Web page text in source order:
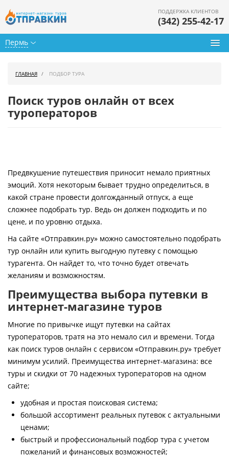
Пермь
ПОДДЕРЖКА КЛИЕНТОВ
(342) 255-42-17
Горящие туры
Страны
Как купить
Контакты
ГЛАВНАЯ ПОДБОР ТУРА
Поиск туров онлайн от всех
туроператоров
Предвкушение путешествия приносит немало приятных
эмоций. Хотя некоторым бывает трудно определиться, в
какой стране провести долгожданный отпуск, а еще
сложнее подобрать тур. Ведь он должен подходить и по
цене, и по уровню отдыха.
На сайте «Отправкин.ру» можно самостоятельно подобрать
тур онлайн или купить выгодную путевку с помощью
турагента. Он найдет то, что точно будет отвечать
желаниям и возможностям.
Преимущества выбора путевки в
интернет-магазине туров
Многие по привычке ищут путевки на сайтах
туроператоров, тратя на это немало сил и времени. Тогда
как поиск туров онлайн с сервисом «Отправкин.ру» требует
минимум усилий. Преимущества интернет-магазина: все
туры и скидки от 70 надежных туроператоров на одном
сайте;
удобная и простая поисковая система;
большой ассортимент реальных путевок с актуальными
ценами;
быстрый и профессиональный подбор тура с учетом
пожеланий и финансовых возможностей;